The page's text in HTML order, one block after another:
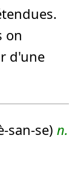
on
d'une
san-se) n.